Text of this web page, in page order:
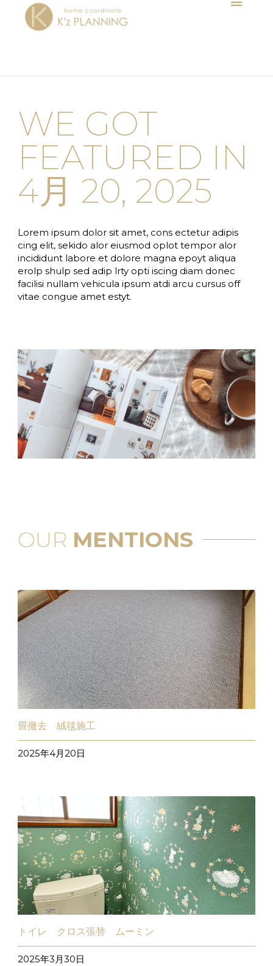
ッ
MENU
WE GOT
FEATURED IN
4月 20, 2025
Lorem ipsum dolor sit amet, cons ectetur adipis
cing elit, sekido alor eiusmod oplot tempor alor
incididunt labore et dolore magna epoyt aliqua
erolp shulp sed adip lrty opti iscing diam donec
facilisi nullam vehicula ipsum atdi arcu cursus off
vitae congue amet estyt.
OUR MENTIONS
畳撤去 絨毯施工
2025年4月20日
トイレ クロス張替 ムーミン
2025年3月30日